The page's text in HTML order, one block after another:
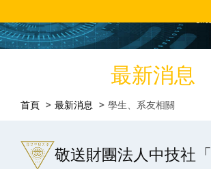
最新消息
首頁 最新消息 學生、系友相關
敬送財團法人中技社